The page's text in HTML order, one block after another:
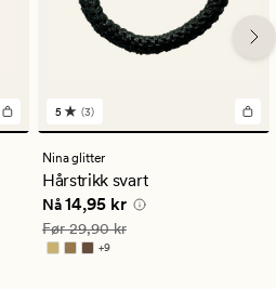
3
anmeldelser
med
en
gjennomsnittlig
vurdering
på
5
5 (3)
Nina glitter
Hårstrikk svart
Nåværende pris
Nå14,95 kr
Vanlig pris 29,90 kr
Før29,90 kr
+9
Tilgjengelig i flere farger